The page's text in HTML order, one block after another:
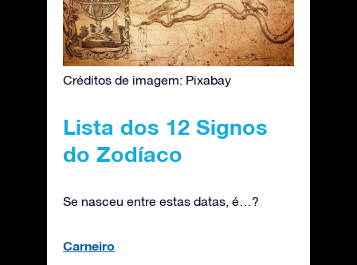
Créditos de imagem: Pixabay
Lista dos 12 Signos
do Zodíaco
Se nasceu entre estas datas, é…?
Carneiro